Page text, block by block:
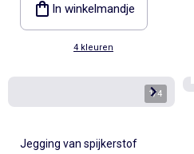
In winkelmandje
4 kleuren
1/4
Jegging van spijkerstof